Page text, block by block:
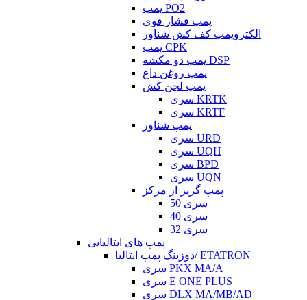
پمپ PO2
پمپ فشار قوی
الکتروپمپ کف کش شناور
پمپ CPK
پمپ دو مکشه DSP
پمپ روغن داغ
پمپ لجن کش
سری KRTK
سری KRTF
پمپ شناور
سری URD
سری UQH
سری BPD
سری UQN
پمپ گریز از مرکز
سری 50
سری 40
سری 32
پمپ های ایتالیایی
دوزینگ پمپ ایتالیا/ ETATRON
سری PKX MA/A
سری E ONE PLUS
سری DLX MA/MB/AD